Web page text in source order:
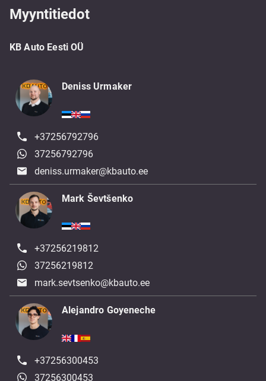
Myyntitiedot
KB Auto Eesti OÜ
Deniss Urmaker
+37256792796
37256792796
deniss.urmaker@kbauto.ee
Mark Ševtšenko
+37256219812
37256219812
mark.sevtsenko@kbauto.ee
Alejandro Goyeneche
+37256300453
37256300453